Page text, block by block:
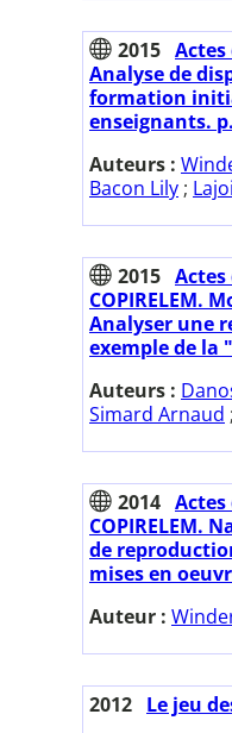
2015 Actes
Analyse de
formation
enseignants.
Auteurs :
Bacon Lily ;
2015
COPIRELEM.
Analyser une
exemple de la
Auteurs :
Simard Arnaud ;
2014
COPIRELEM.
de
mises en
Auteur :
2012 Le jeu